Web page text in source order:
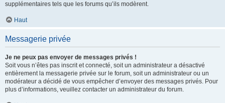
supplémentaires tels que les forums qu’ils modèrent.
Haut
Messagerie privée
Je ne peux pas envoyer de messages privés !
Soit vous n’êtes pas inscrit et connecté, soit un administrateur a désactivé
entièrement la messagerie privée sur le forum, soit un administrateur ou un
modérateur a décidé de vous empêcher d’envoyer des messages privés. Pour
plus d’informations, veuillez contacter un administrateur du forum.